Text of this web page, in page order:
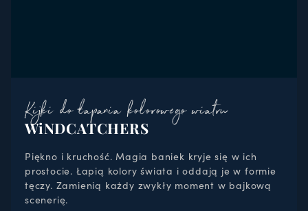
Kijki do łapania kolorowego wiatru
WiNDCATCHERS
Piękno i kruchość. Magia baniek kryje się w ich
prostocie. Łapią kolory świata i oddają je w formie
tęczy. Zamienią każdy zwykły moment w bajkową
scenerię.